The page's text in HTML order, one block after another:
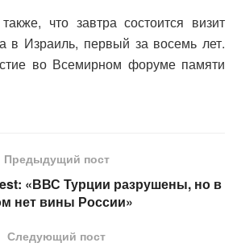
что завтра состоится визит
в Израиль, первый за восемь лет.
во Всемирном форуме памяти
Предыдущий пост
«ВВС Турции разрушены, но в
нет вины России»
Следующий пост